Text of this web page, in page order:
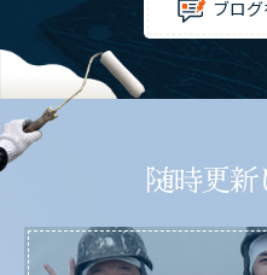
ブロ
随時更新